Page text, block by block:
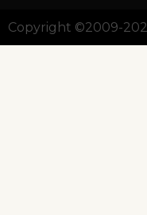
Copyright ©2009-